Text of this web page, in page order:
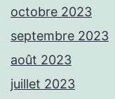
octobre 2023
septembre 2023
août 2023
juillet 2023